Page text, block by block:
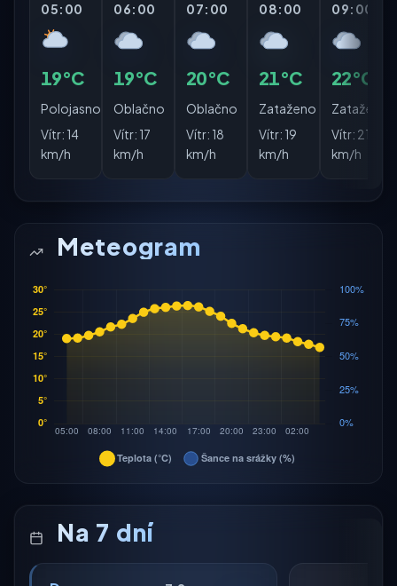
05:00
19°C
Polojasno
Vítr: 14
km/h
06:00
19°C
Oblačno
Vítr: 17
km/h
07:00
20°C
Oblačno
Vítr: 18
km/h
08:00
21°C
Zataženo
Vítr: 19
km/h
09:00
22°C
Zataženo
Vítr: 21
km/h
Meteogram
Na 7 dní